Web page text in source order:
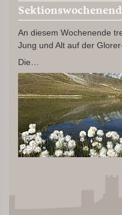
An diesem Wochenende
Jung und Alt auf der
Die…